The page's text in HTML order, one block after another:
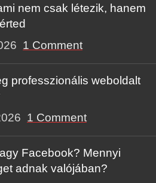
nem csak létezik, hanem
1 Comment
professzionális weboldalt
1 Comment
Facebook? Mennyi
adnak valójában?